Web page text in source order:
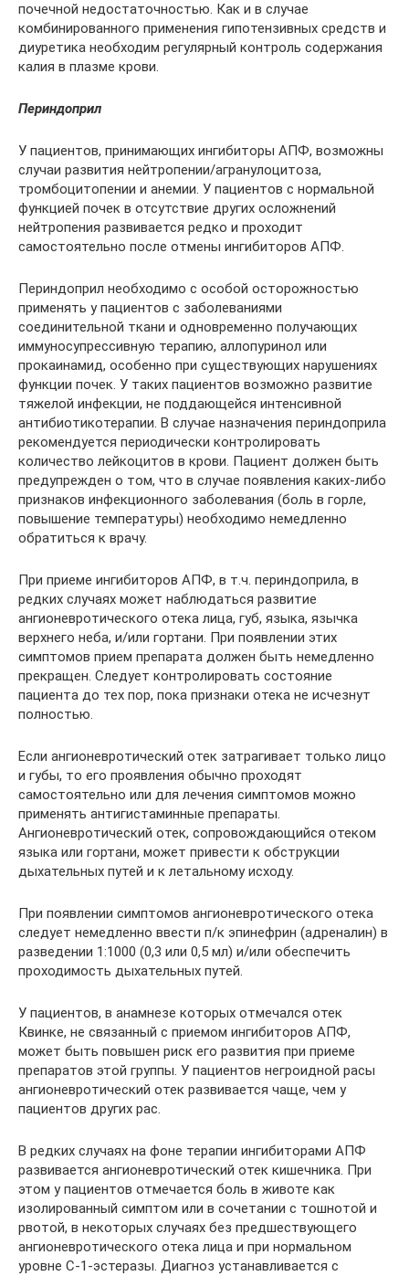
почечной недостаточностью. Как и в случае
комбинированного применения гипотензивных средств и
диуретика необходим регулярный контроль содержания
калия в плазме крови.
Периндоприл
У пациентов, принимающих ингибиторы АПФ, возможны
случаи развития нейтропении/агранулоцитоза,
тромбоцитопении и анемии. У пациентов с нормальной
функцией почек в отсутствие других осложнений
нейтропения развивается редко и проходит
самостоятельно после отмены ингибиторов АПФ.
Периндоприл необходимо с особой осторожностью
применять у пациентов с заболеваниями
соединительной ткани и одновременно получающих
иммуносупрессивную терапию, аллопуринол или
прокаинамид, особенно при существующих нарушениях
функции почек. У таких пациентов возможно развитие
тяжелой инфекции, не поддающейся интенсивной
антибиотикотерапии. В случае назначения периндоприла
рекомендуется периодически контролировать
количество лейкоцитов в крови. Пациент должен быть
предупрежден о том, что в случае появления каких-либо
признаков инфекционного заболевания (боль в горле,
повышение температуры) необходимо немедленно
обратиться к врачу.
При приеме ингибиторов АПФ, в т.ч. периндоприла, в
редких случаях может наблюдаться развитие
ангионевротического отека лица, губ, языка, язычка
верхнего неба, и/или гортани. При появлении этих
симптомов прием препарата должен быть немедленно
прекращен. Следует контролировать состояние
пациента до тех пор, пока признаки отека не исчезнут
полностью.
Если ангионевротический отек затрагивает только лицо
и губы, то его проявления обычно проходят
самостоятельно или для лечения симптомов можно
применять антигистаминные препараты.
Ангионевротический отек, сопровождающийся отеком
языка или гортани, может привести к обструкции
дыхательных путей и к летальному исходу.
При появлении симптомов ангионевротического отека
следует немедленно ввести п/к эпинефрин (адреналин) в
разведении 1:1000 (0,3 или 0,5 мл) и/или обеспечить
проходимость дыхательных путей.
У пациентов, в анамнезе которых отмечался отек
Квинке, не связанный с приемом ингибиторов АПФ,
может быть повышен риск его развития при приеме
препаратов этой группы. У пациентов негроидной расы
ангионевротический отек развивается чаще, чем у
пациентов других рас.
В редких случаях на фоне терапии ингибиторами АПФ
развивается ангионевротический отек кишечника. При
этом у пациентов отмечается боль в животе как
изолированный симптом или в сочетании с тошнотой и
рвотой, в некоторых случаях без предшествующего
ангионевротического отека лица и при нормальном
уровне С-1-эстеразы. Диагноз устанавливается с